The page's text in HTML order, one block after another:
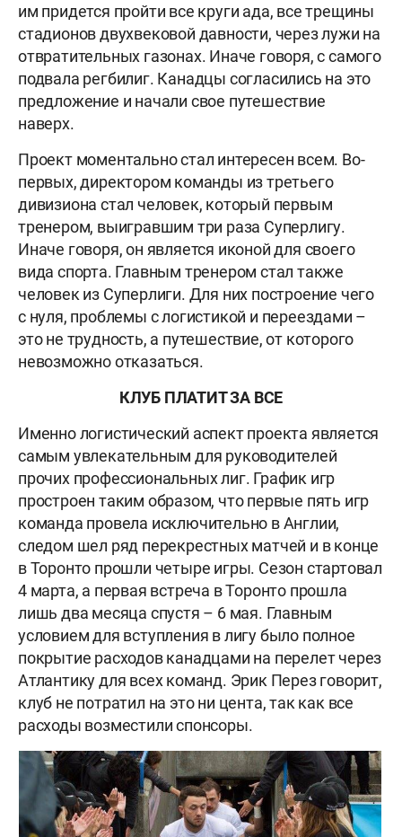
им придется пройти все круги ада, все трещины
стадионов двухвековой давности, через лужи на
отвратительных газонах. Иначе говоря, с самого
подвала регбилиг. Канадцы согласились на это
предложение и начали свое путешествие
наверх.
Проект моментально стал интересен всем. Во-
первых, директором команды из третьего
дивизиона стал человек, который первым
тренером, выигравшим три раза Суперлигу.
Иначе говоря, он является иконой для своего
вида спорта. Главным тренером стал также
человек из Суперлиги. Для них построение чего
с нуля, проблемы с логистикой и переездами –
это не трудность, а путешествие, от которого
невозможно отказаться.
КЛУБ ПЛАТИТ ЗА ВСЕ
Именно логистический аспект проекта является
самым увлекательным для руководителей
прочих профессиональных лиг. График игр
простроен таким образом, что первые пять игр
команда провела исключительно в Англии,
следом шел ряд перекрестных матчей и в конце
в Торонто прошли четыре игры. Сезон стартовал
4 марта, а первая встреча в Торонто прошла
лишь два месяца спустя – 6 мая. Главным
условием для вступления в лигу было полное
покрытие расходов канадцами на перелет через
Атлантику для всех команд. Эрик Перез говорит,
клуб не потратил на это ни цента, так как все
расходы возместили спонсоры.